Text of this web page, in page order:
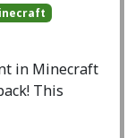
in Minecraft
This